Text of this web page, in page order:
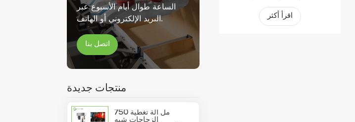
الساعة طوال أيام الأسبوع عبر
البريد الإلكتروني أو الهاتف.
اتصل بنا
منتجات جديدة
750 مل آلة تغطية
اقرأ أكثر